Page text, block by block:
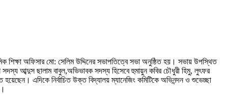
শিক্ষা অফিসার মো: সেলিম উদ্দিনের সভাপতিত্বে সভা অনুষ্ঠিত হয়। সভায় উপস্থিত
সদস্য আব্দুস ছালাম বাবুল,অভিভাবক সদস্য হিসেবে হুমায়ুন কবির চৌধুরী হিমু, লুৎফর
এদিকে নির্বাচিত উক্ত বিদ্যালয় ম্যানেজিং কমিটিকে অভিনন্দন ও শুভেচ্ছা